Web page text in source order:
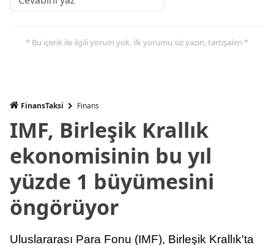
* Bu içerik ile ilgili yorum yok, ilk yorumu siz yazın, tartışalım *
FinansTaksi Finans
IMF, Birleşik Krallık
ekonomisinin bu yıl
yüzde 1 büyümesini
öngörüyor
Uluslararası Para Fonu (IMF), Birleşik Krallık'ta